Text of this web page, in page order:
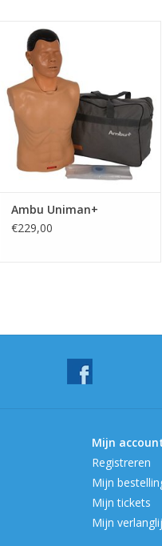
Ambu Uniman+ is een
voordelige oefenpop met alle
bekende en gewilde Ambu Kijk-
luister-voel kenmerken.
TOEVOEGEN AAN WINKELWAGEN
Ambu Uniman+
€229,00
Mijn
Registreren
Mijn
Mijn tickets
Mijn